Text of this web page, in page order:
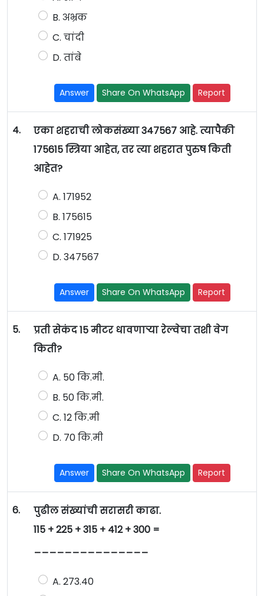
B. अभ्रक
C. चांदी
D. तांबे
Answer Share On WhatsApp Report
4.
एका शहराची लोकसंख्या 347567 आहे. त्यापैकी
175615 स्त्रिया आहेत, तर त्या शहरात पुरुष किती
आहेत?
A. 171952
B. 175615
C. 171925
D. 347567
Answer Share On WhatsApp Report
5.
प्रती सेकंद 15 मीटर धावणाऱ्या रेल्वेचा तशी वेग
किती?
A. 50 कि.मी.
B. 50 कि.मी.
C. 12 कि.मी
D. 70 कि.मी
Answer Share On WhatsApp Report
6.
पुढील संख्यांची सरासरी काढा.
115 + 225 + 315 + 412 + 300 =
_______________
A. 273.40